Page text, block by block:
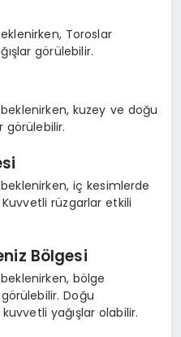
Toroslar
görülebilir.
kuzey ve doğu
görülebilir.
iç kesimlerde
rüzgarlar etkili
Bölgesi
bölge
Doğu
yağışlar olabilir.